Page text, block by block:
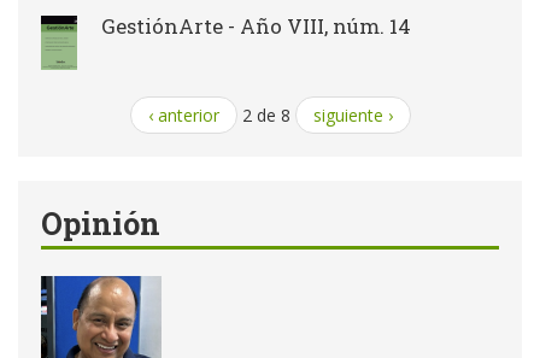
GestiónArte - Año VIII, núm. 14
‹ anterior 2 de 8 siguiente ›
Opinión